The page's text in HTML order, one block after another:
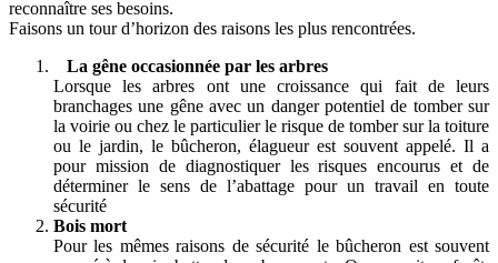
reconnaître ses besoins.
Faisons un tour d’horizon des raisons les plus rencontrées.
La gêne occasionnée par les arbres
Lorsque les arbres ont une croissance qui fait de leurs
branchages une gêne avec un danger potentiel de tomber sur
la voirie ou chez le particulier le risque de tomber sur la toiture
ou le jardin, le bûcheron, élagueur est souvent appelé. Il a
pour mission de diagnostiquer les risques encourus et de
déterminer le sens de l’abattage pour un travail en toute
sécurité
Bois mort
Pour les mêmes raisons de sécurité le bûcheron est souvent